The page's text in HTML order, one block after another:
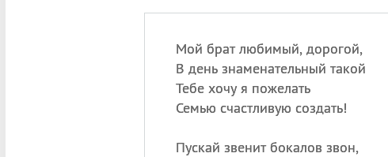
Мой брат любимый, дорогой,
В день знаменательный такой
Тебе хочу я пожелать
Семью счастливую создать!
Пускай звенит бокалов звон,